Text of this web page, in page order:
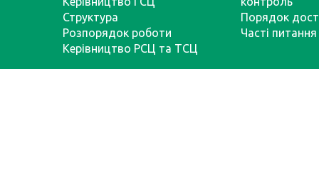
Структура
Розпорядок роботи
Керівництво РСЦ та ТСЦ
Порядок
Часті питання